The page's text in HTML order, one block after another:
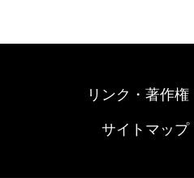
リンク・著作
サイトマップ